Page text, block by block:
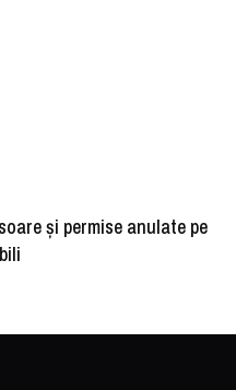
și permise anulate pe